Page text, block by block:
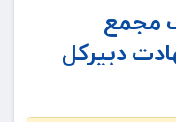
مجمع
دبیرکل